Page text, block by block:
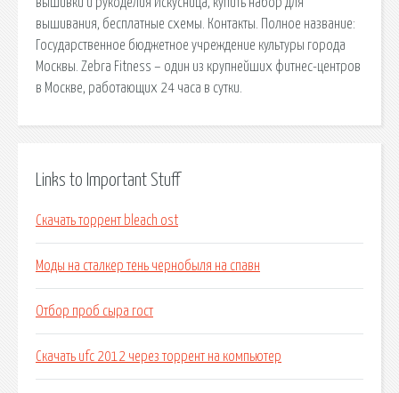
вышивания, бесплатные схемы. Контакты. Полное название:
Государственное бюджетное учреждение культуры города
Москвы. Zebra Fitness – один из крупнейших фитнес-центров
в Москве, работающих 24 часа в сутки.
Links to Important Stuff
Скачать торрент bleach ost
Моды на сталкер тень чернобыля на спавн
Отбор проб сыра гост
Скачать ufc 2012 через торрент на компьютер